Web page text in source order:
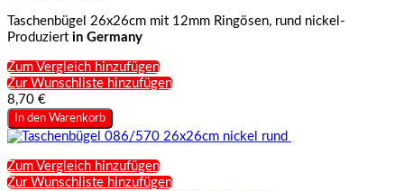
Taschenbügel 26x26cm mit 12mm Ringösen, rund nickel-
Produziert in Germany
Zum Vergleich hinzufügen
Zur Wunschliste hinzufügen
8,70 €
In den Warenkorb
Zum Vergleich hinzufügen
Zur Wunschliste hinzufügen